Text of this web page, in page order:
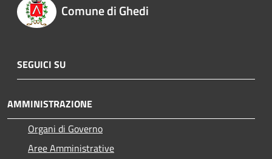
Comune di Ghedi
SEGUICI SU
AMMINISTRAZIONE
Organi di Governo
Aree Amministrative